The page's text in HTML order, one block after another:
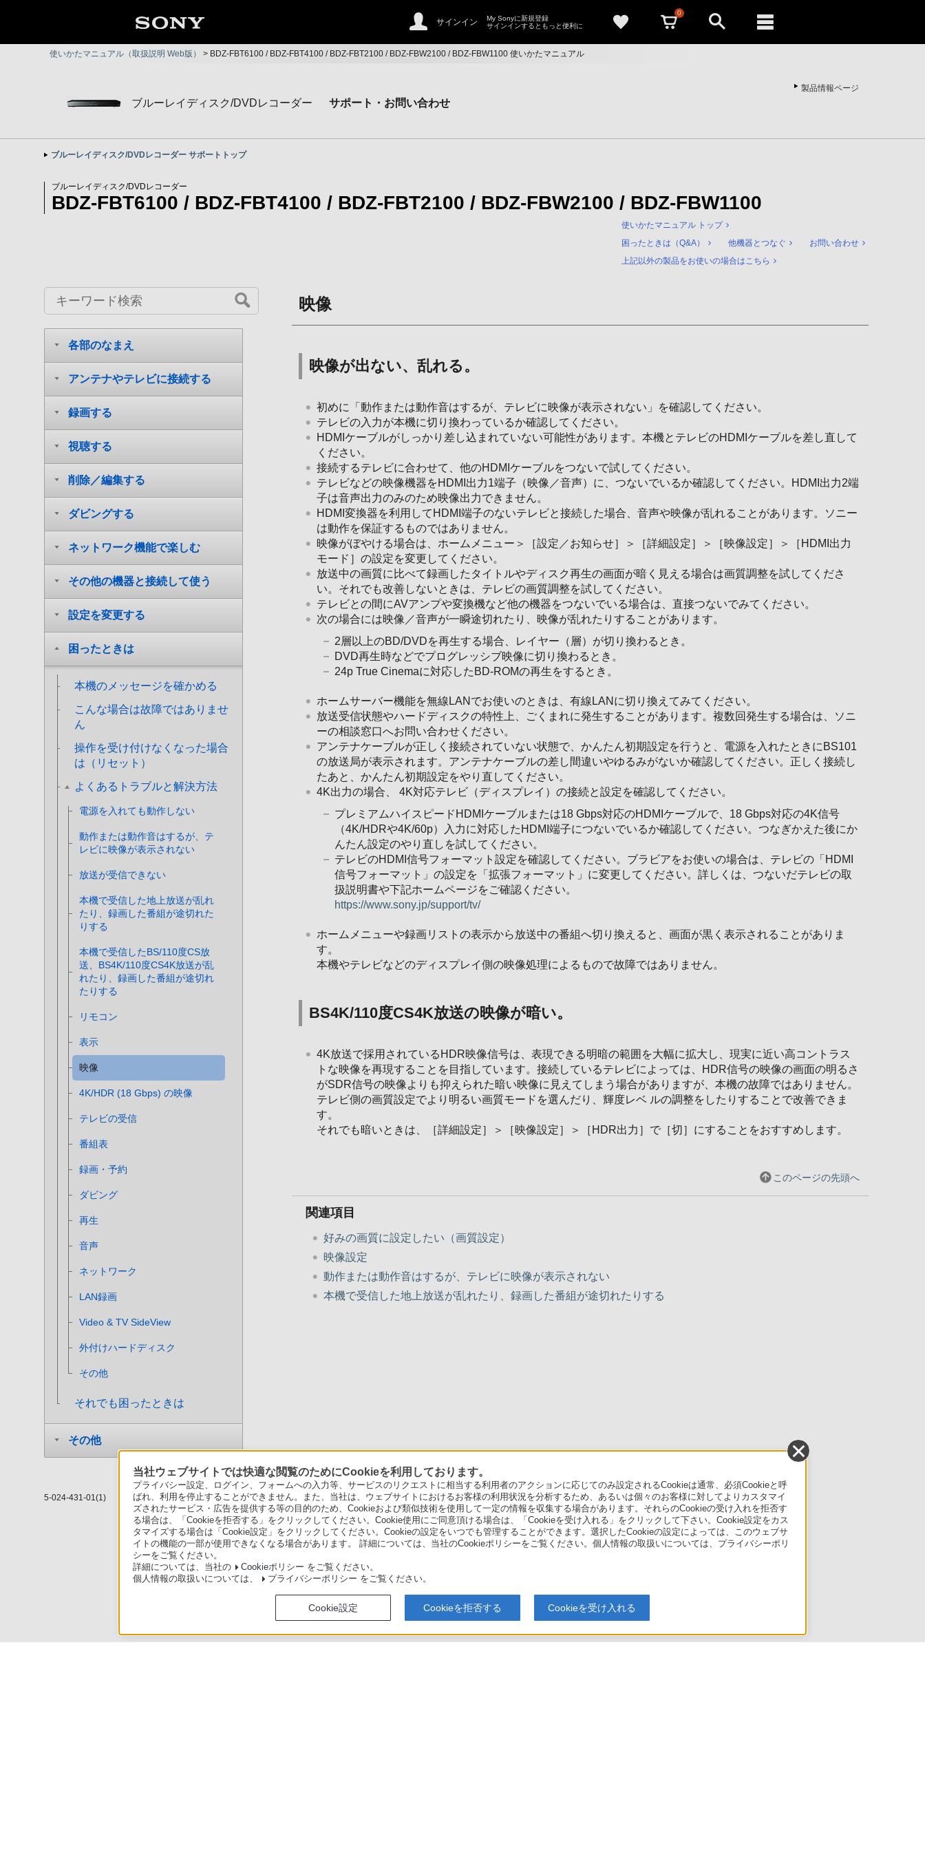
サインイン
My Sonyに新規登録
サインインするともっと便利に
0
使いかたマニュアル（取扱説明 Web版） > BDZ-FBT6100 / BDZ-FBT4100 / BDZ-FBT2100 / BDZ-FBW2100 / BDZ-FBW1100 使いかたマニュアル
ブルーレイディスク/DVDレコーダー サポート・お問い合わせ
製品情報ページ
ブルーレイディスク/DVDレコーダー サポートトップ
ブルーレイディスク/DVDレコーダー
BDZ-FBT6100 / BDZ-FBT4100 / BDZ-FBT2100 / BDZ-FBW2100 / BDZ-FBW1100
使いかたマニュアル トップ
困ったときは（Q&A）
他機器とつなぐ
お問い合わせ
上記以外の製品をお使いの場合はこちら
各部のなまえ
アンテナやテレビに接続する
録画する
視聴する
削除／編集する
ダビングする
ネットワーク機能で楽しむ
その他の機器と接続して使う
設定を変更する
困ったときは
本機のメッセージを確かめる
こんな場合は故障ではありませ
ん
操作を受け付けなくなった場合
は（リセット）
よくあるトラブルと解決方法
電源を入れても動作しない
動作または動作音はするが、テ
レビに映像が表示されない
放送が受信できない
本機で受信した地上放送が乱れ
たり、録画した番組が途切れた
りする
本機で受信したBS/110度CS放
送、BS4K/110度CS4K放送が乱
れたり、録画した番組が途切れ
たりする
リモコン
表示
映像
4K/HDR (18 Gbps) の映像
テレビの受信
番組表
録画・予約
ダビング
再生
音声
ネットワーク
LAN録画
Video & TV SideView
外付けハードディスク
その他
それでも困ったときは
その他
5-024-431-01(1)
映像
映像が出ない、乱れる。
初めに「動作または動作音はするが、テレビに映像が表示されない」を確認してください。
テレビの入力が本機に切り換わっているか確認してください。
HDMIケーブルがしっかり差し込まれていない可能性があります。本機とテレビのHDMIケーブルを差し直して
ください。
接続するテレビに合わせて、他のHDMIケーブルをつないで試してください。
テレビなどの映像機器をHDMI出力1端子（映像／音声）に、つないでいるか確認してください。HDMI出力2端
子は音声出力のみのため映像出力できません。
HDMI変換器を利用してHDMI端子のないテレビと接続した場合、音声や映像が乱れることがあります。ソニー
は動作を保証するものではありません。
映像がぼやける場合は、ホームメニュー＞［設定／お知らせ］＞［詳細設定］＞［映像設定］＞［HDMI出力
モード］の設定を変更してください。
放送中の画質に比べて録画したタイトルやディスク再生の画面が暗く見える場合は画質調整を試してくださ
い。それでも改善しないときは、テレビの画質調整を試してください。
テレビとの間にAVアンプや変換機など他の機器をつないでいる場合は、直接つないでみてください。
次の場合には映像／音声が一瞬途切れたり、映像が乱れたりすることがあります。
2層以上のBD/DVDを再生する場合、レイヤー（層）が切り換わるとき。
DVD再生時などでプログレッシブ映像に切り換わるとき。
24p True Cinemaに対応したBD-ROMの再生をするとき。
ホームサーバー機能を無線LANでお使いのときは、有線LANに切り換えてみてください。
放送受信状態やハードディスクの特性上、ごくまれに発生することがあります。複数回発生する場合は、ソニ
ーの相談窓口へお問い合わせください。
アンテナケーブルが正しく接続されていない状態で、かんたん初期設定を行うと、電源を入れたときにBS101
の放送局が表示されます。アンテナケーブルの差し間違いやゆるみがないか確認してください。正しく接続し
たあと、かんたん初期設定をやり直してください。
4K出力の場合、 4K対応テレビ（ディスプレイ）の接続と設定を確認してください。
プレミアムハイスピードHDMIケーブルまたは18 Gbps対応のHDMIケーブルで、18 Gbps対応の4K信号
（4K/HDRや4K/60p）入力に対応したHDMI端子につないでいるか確認してください。つなぎかえた後にか
んたん設定のやり直しを試してください。
テレビのHDMI信号フォーマット設定を確認してください。ブラビアをお使いの場合は、テレビの「HDMI
信号フォーマット」の設定を「拡張フォーマット」に変更してください。詳しくは、つないだテレビの取
扱説明書や下記ホームページをご確認ください。
https://www.sony.jp/support/tv/
ホームメニューや録画リストの表示から放送中の番組へ切り換えると、画面が黒く表示されることがありま
す。
本機やテレビなどのディスプレイ側の映像処理によるもので故障ではありません。
BS4K/110度CS4K放送の映像が暗い。
4K放送で採用されているHDR映像信号は、表現できる明暗の範囲を大幅に拡大し、現実に近い高コントラス
トな映像を再現することを目指しています。接続しているテレビによっては、HDR信号の映像の画面の明るさ
がSDR信号の映像よりも抑えられた暗い映像に見えてしまう場合がありますが、本機の故障ではありません。
テレビ側の画質設定でより明るい画質モードを選んだり、輝度レベ ルの調整をしたりすることで改善できま
す。
それでも暗いときは、［詳細設定］＞［映像設定］＞［HDR出力］で［切］にすることをおすすめします。
このページの先頭へ
関連項目
好みの画質に設定したい（画質設定）
映像設定
動作または動作音はするが、テレビに映像が表示されない
本機で受信した地上放送が乱れたり、録画した番組が途切れたりする
当社ウェブサイトでは快適な閲覧のためにCookieを利用しております。
プライバシー設定、ログイン、フォームへの入力等、サービスのリクエストに相当する利用者のアクションに応じてのみ設定されるCookieは通常、必須Cookieと呼
ばれ、利用を停止することができません。また、当社は、ウェブサイトにおけるお客様の利用状況を分析するため、あるいは個々のお客様に対してよりカスタマイ
ズされたサービス・広告を提供する等の目的のため、Cookieおよび類似技術を使用して一定の情報を収集する場合があります。それらのCookieの受け入れを拒否す
る場合は、「Cookieを拒否する」をクリックしてください。Cookie使用にご同意頂ける場合は、「Cookieを受け入れる」をクリックして下さい。Cookie設定をカス
タマイズする場合は「Cookie設定」をクリックしてください。Cookieの設定をいつでも管理することができます。選択したCookieの設定によっては、このウェブサ
イトの機能の一部が使用できなくなる場合があります。 詳細については、当社のCookieポリシーをご覧ください。個人情報の取扱いについては、プライバシーポリ
シーをご覧ください。
詳細については、当社の
Cookieポリシー をご覧ください。
個人情報の取扱いについては、
プライバシーポリシー をご覧ください。
Cookie設定 Cookieを拒否する Cookieを受け入れる